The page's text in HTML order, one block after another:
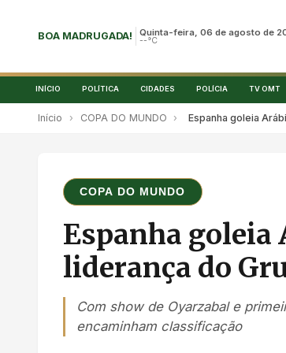
BOA MADRUGADA! Quinta-feira, 06 de agosto de
--°C
INÍCIO POLÍTICA CIDADES POLÍCIA TV OMT
Início › COPA DO MUNDO › Espanha goleia
COPA DO MUNDO
Espanha goleia
liderança do
Com show de Oyarzabal e
encaminham classificação